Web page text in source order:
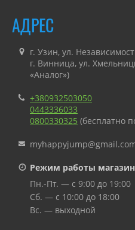
АДРЕС
г. Узин, ул.
г. Винница, ул.
«Аналог»)
+380932503050
0443336033
0800330325 (бесплатно
Режим работы
Пн.-Пт. — с 9:00 до 19:00
Сб. — с 10:00 до 18:00
Вс. — выходной